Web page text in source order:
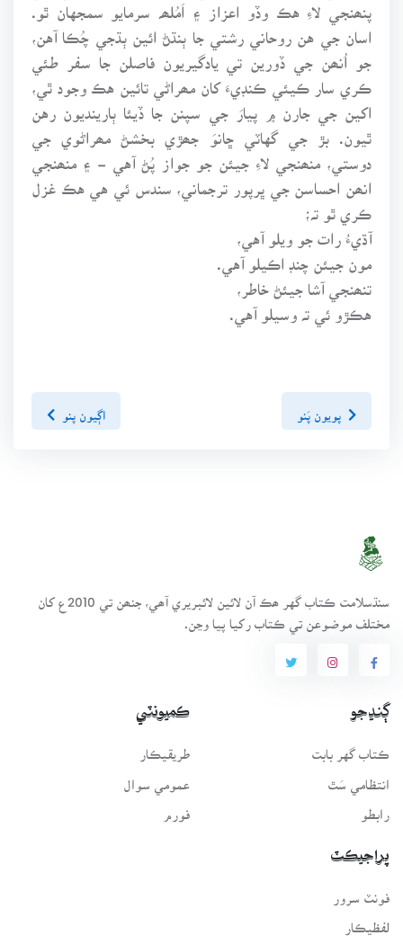
پنھنجي لاءِ هڪ وڏو اعزاز ۽ اَمُلھہ سرمايو سمجهان ٿو.
اسان جي هن روحاني رشتي جا ٻنڌڻ ائين ٻڌجي چُڪا آهن،
جو اُنھن جي ڏورين تي يادگيريون فاصلن جا سفر طئي
ڪري سار ڪيئي ڪنڊيءَ کان مھراڻي تائين هڪ وجود ٿي،
اکين جي جارن ۾ پيارَ جي سپنن جا ڏيئا ٻارينديون رهن
ٿيون. بڙ جي گهاٽي ڇانوَ جھڙي بخشڻ مھراڻوي جي
دوستي، منھنجي لاءِ جيئن جو جواز پُڻ آهي - ۽ منھنجي
انھن احساسن جي ڀرپور ترجماني، سندس ئي هي هڪ غزل
ڪري ٿو تہ؛
آڌيءُ رات جو ويلو آهي،
مون جيئن چنڊ اڪيلو آهي.
تنھنجي آشا جيئڻ خاطر،
هڪڙو ئي تہ وسيلو آهي.
پويون پَنو اڳيون پنو
سنڌسلامت ڪتاب گهر ھڪ آن لائين لائبريري آھي، جنھن تي 2010ع کان
مختلف موضوعن تي ڪتاب رکيا پيا وڃن.
ڳنڍجو
ڪتاب گهر بابت
انتظامي سَٿ
رابطو
ڪميونٽي
طريقيڪار
عمومي سوال
فورم
پراجيڪٽ
لفظيڪار